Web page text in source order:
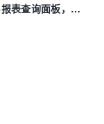
表查询面板，参